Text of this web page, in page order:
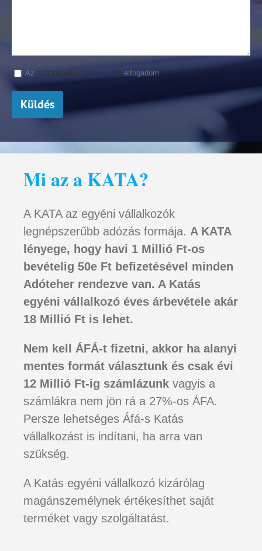
Please leave this field empty.
Az adatkezelési tájékoztatót elfogadom
Mi az a KATA?
A KATA az egyéni vállalkozók
legnépszerűbb adózás formája. A KATA
lényege, hogy havi 1 Millió Ft-os
bevételig 50e Ft befizetésével minden
Adóteher rendezve van. A Katás
egyéni vállalkozó éves árbevétele akár
18 Millió Ft is lehet.
Nem kell ÁFÁ-t fizetni, akkor ha alanyi
mentes formát választunk és csak évi
12 Millió Ft-ig számlázunkvagyis a
számlákra nem jön rá a 27%-os ÁFA.
Persze lehetséges Áfá-s Katás
vállalkozást is indítani, ha arra van
szükség.
A Katás egyéni vállalkozó kizárólag
magánszemélynek értékesíthet saját
terméket vagy szolgáltatást.